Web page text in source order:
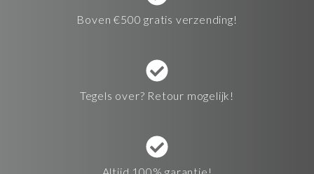
Boven €500 gratis verzending!
Tegels over? Retour mogelijk!